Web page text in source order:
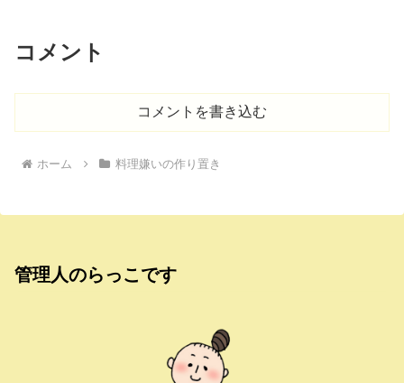
コメント
コメントを書き込む
ホーム 料理嫌いの作り置き
管理人のらっこです